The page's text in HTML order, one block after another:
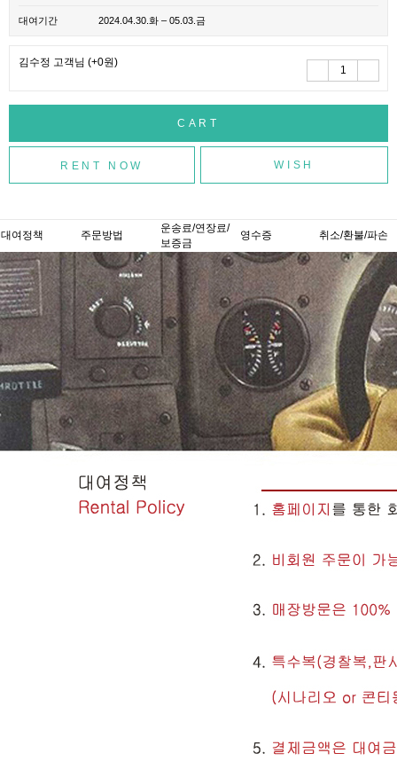
대여기간 2024.04.30.화 – 05.03.금
김수정 고객님 (+0원)
WISH
대여정책 주문방법
운송료/연장료/
보증금
영수증 취소/환불/파손